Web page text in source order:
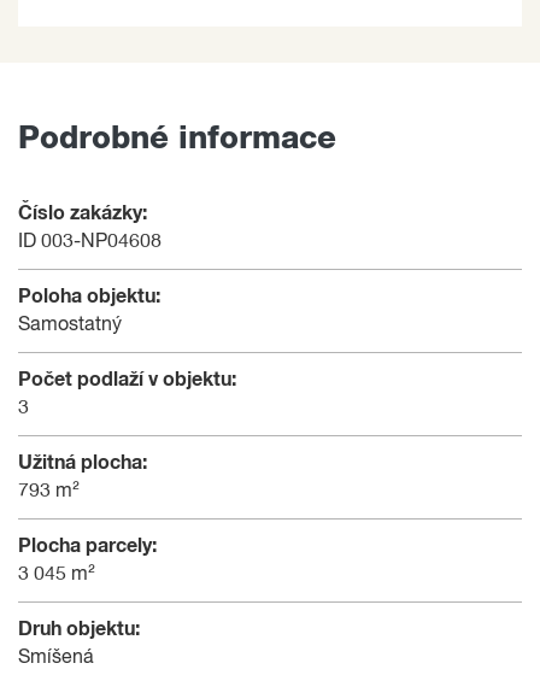
Podrobné informace
Číslo zakázky:
ID 003-NP04608
Poloha objektu:
Samostatný
Počet podlaží v objektu:
3
Užitná plocha:
793 m²
Plocha parcely:
3 045 m²
Druh objektu:
Smíšená